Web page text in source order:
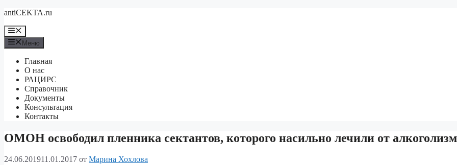
Перейти
содержимому
antiCEKTA.ru
Меню
Меню
Главная
О нас
РАЦИРС
Справочник
Документы
Консультация
Контакты
ОМОН освободил пленника сектантов, которого насильно лечили от
24.06.201911.01.2017 от Марина Хохлова